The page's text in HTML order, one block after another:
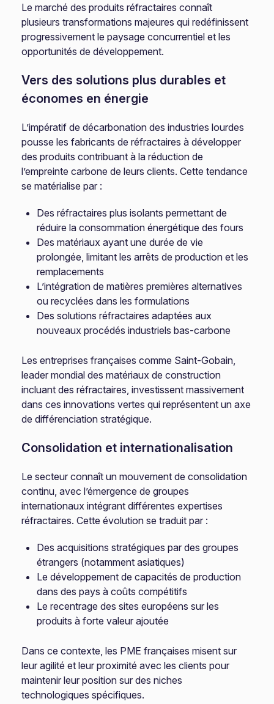
Le marché des produits réfractaires connaît
plusieurs transformations majeures qui redéfinissent
progressivement le paysage concurrentiel et les
opportunités de développement.
Vers des solutions plus durables et
économes en énergie
L’impératif de décarbonation des industries lourdes
pousse les fabricants de réfractaires à développer
des produits contribuant à la réduction de
l’empreinte carbone de leurs clients. Cette tendance
se matérialise par :
Des réfractaires plus isolants permettant de
réduire la consommation énergétique des fours
Des matériaux ayant une durée de vie
prolongée, limitant les arrêts de production et les
remplacements
L’intégration de matières premières alternatives
ou recyclées dans les formulations
Des solutions réfractaires adaptées aux
nouveaux procédés industriels bas-carbone
Les entreprises françaises comme Saint-Gobain,
leader mondial des matériaux de construction
incluant des réfractaires, investissent massivement
dans ces innovations vertes qui représentent un axe
de différenciation stratégique.
Consolidation et internationalisation
Le secteur connaît un mouvement de consolidation
continu, avec l’émergence de groupes
internationaux intégrant différentes expertises
réfractaires. Cette évolution se traduit par :
Des acquisitions stratégiques par des groupes
étrangers (notamment asiatiques)
Le développement de capacités de production
dans des pays à coûts compétitifs
Le recentrage des sites européens sur les
produits à forte valeur ajoutée
Dans ce contexte, les PME françaises misent sur
leur agilité et leur proximité avec les clients pour
maintenir leur position sur des niches
technologiques spécifiques.